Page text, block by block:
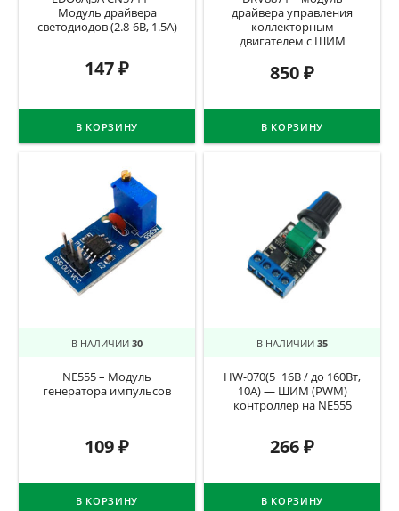
Модуль драйвера
светодиодов (2.8-6В, 1.5А)
147₽
В КОРЗИНУ
драйвера управления
коллекторным
двигателем с ШИМ
850₽
В КОРЗИНУ
В НАЛИЧИИ 30
NE555 – Модуль
генератора импульсов
109₽
В КОРЗИНУ
В НАЛИЧИИ 35
HW-070(5~16В / до 160Вт,
10А) — ШИМ (PWM)
контроллер на NE555
266₽
В КОРЗИНУ